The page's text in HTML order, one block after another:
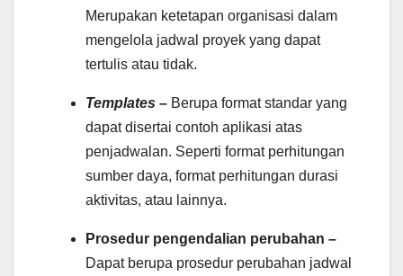
Merupakan ketetapan organisasi dalam
mengelola jadwal proyek yang dapat
tertulis atau tidak.
Templates – Berupa format standar yang
dapat disertai contoh aplikasi atas
penjadwalan. Seperti format perhitungan
sumber daya, format perhitungan durasi
aktivitas, atau lainnya.
Prosedur pengendalian perubahan –
Dapat berupa prosedur perubahan jadwal